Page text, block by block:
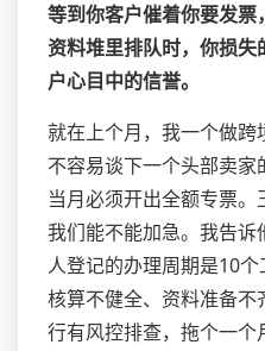
等到你客户催着你要发
资料堆里排队时，你损
户心目中的信誉。
就在上个月，我一个做
不容易谈下一个头部卖
当月必须开出全额专票
我们能不能加急。我告
人登记的办理周期是10
核算不健全、资料准备
行有风控排查，拖个一个